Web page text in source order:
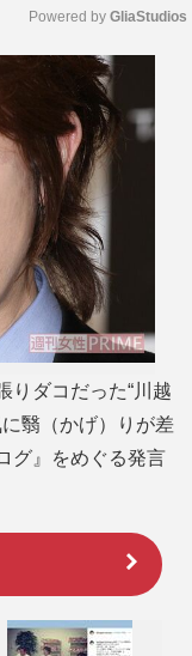
M
u
t
e
Powered by GliaStudios
りダコだった“川越
翳（かげ）りが差
グ』をめぐる発言